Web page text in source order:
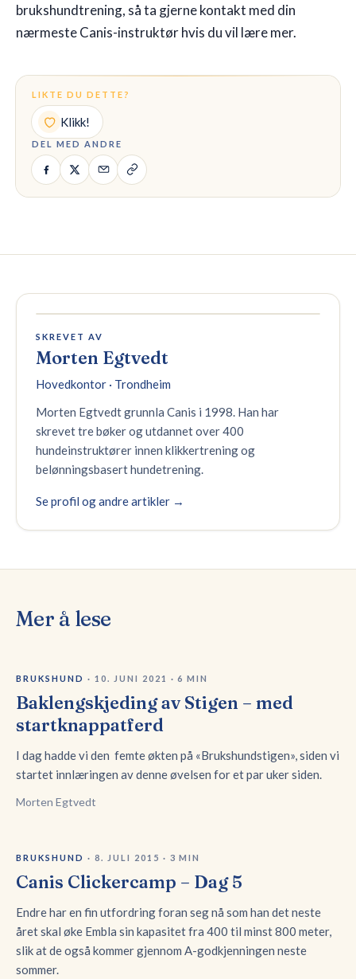
brukshundtrening, så ta gjerne kontakt med din
nærmeste Canis-instruktør hvis du vil lære mer.
LIKTE DU DETTE?
Klikk!
DEL MED ANDRE
SKREVET AV
Morten Egtvedt
Hovedkontor · Trondheim
Morten Egtvedt grunnla Canis i 1998. Han har
skrevet tre bøker og utdannet over 400
hundeinstruktører innen klikkertrening og
belønningsbasert hundetrening.
Se profil og andre artikler →
Mer å lese
BRUKSHUND · 10. JUNI 2021 ·6 MIN
Baklengskjeding av Stigen – med
startknappatferd
I dag hadde vi den femte økten på «Brukshundstigen», siden vi
startet innlæringen av denne øvelsen for et par uker siden.
Morten Egtvedt
BRUKSHUND · 8. JULI 2015 · 3 MIN
Canis Clickercamp – Dag 5
Endre har en fin utfordring foran seg nå som han det neste
året skal øke Embla sin kapasitet fra 400 til minst 800 meter,
slik at de også kommer gjennom A-godkjenningen neste
sommer.